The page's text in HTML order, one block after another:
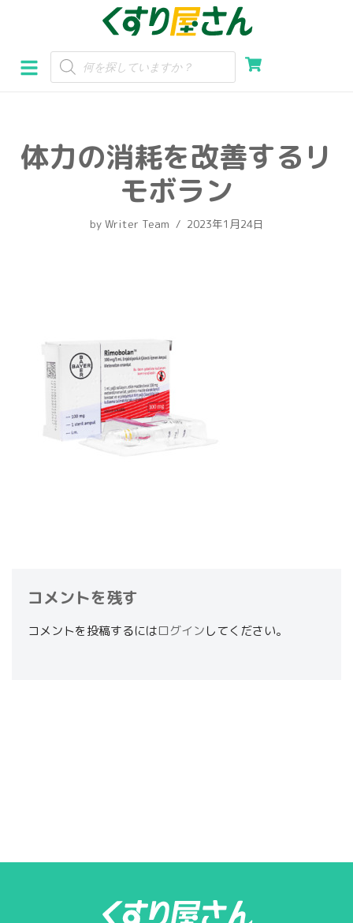
ン
テ
ス体力の消耗を改善するリ
モボラン
by Writer Team 2023年1月24日
コメントを残す
コメントを投稿するにはログインしてください。